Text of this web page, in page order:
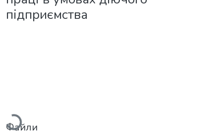
підприємства
Вантажиться...
Файли